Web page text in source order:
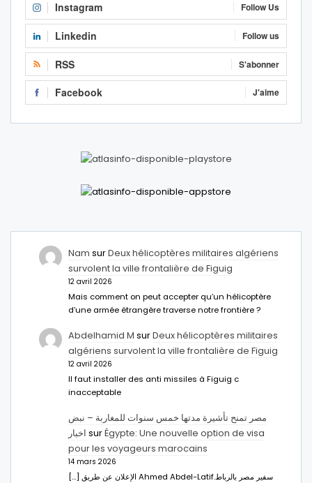
Instagram Follow Us
Linkedin Follow us
RSS S'abonner
Facebook J'aime
Nam surDeux hélicoptères militaires algériens
survolent la ville frontalière de Figuig
12 avril 2026
Mais comment on peut accepter qu’un hélicoptère
d’une armée étrangère traverse notre frontière ?
Abdelhamid M surDeux hélicoptères militaires
algériens survolent la ville frontalière de Figuig
12 avril 2026
Il faut installer des anti missiles à Figuig c
inacceptable
مصر تمنح تأشيرة مدتها خمس سنوات للمغاربة – نبض
اخبار surÉgypte: Une nouvelle option de visa
pour les voyageurs marocains
14 mars 2026
[…] الإعلان عن طريق Ahmed Abdel-Latifسفير مصر بالرباط.